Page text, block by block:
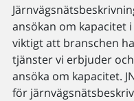
ansökan om kapacitet
viktigt att branschen
tjänster vi erbjuder
ansöka om kapacitet.
för